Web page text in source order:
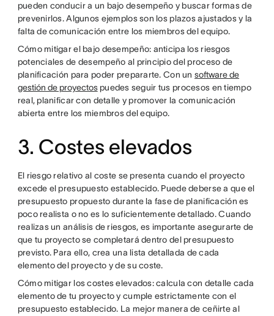
pueden conducir a un bajo desempeño y buscar formas de
prevenirlos. Algunos ejemplos son los plazos ajustados y la
falta de comunicación entre los miembros del equipo.
Cómo mitigar el bajo desempeño: anticipa los riesgos
potenciales de desempeño al principio del proceso de
planificación para poder prepararte.Con unsoftware de
gestión de proyectospuedes seguir tus procesos en tiempo
real, planificar con detalle y promover la comunicación
abierta entre los miembros del equipo.
3. Costes elevados
El riesgo relativo al coste se presenta cuando el proyecto
excede el presupuesto establecido. Puede deberse a que el
presupuesto propuesto durante la fase de planificación es
poco realista o no es lo suficientemente detallado. Cuando
realizas un análisis de riesgos, es importante asegurarte de
que tu proyecto se completará dentro del presupuesto
previsto. Para ello, crea una lista detallada de cada
elemento del proyecto y de su coste.
Cómo mitigar los costes elevados: calcula con detalle cada
elemento de tu proyecto y cumple estrictamente con el
presupuesto establecido. La mejor manera de ceñirte al